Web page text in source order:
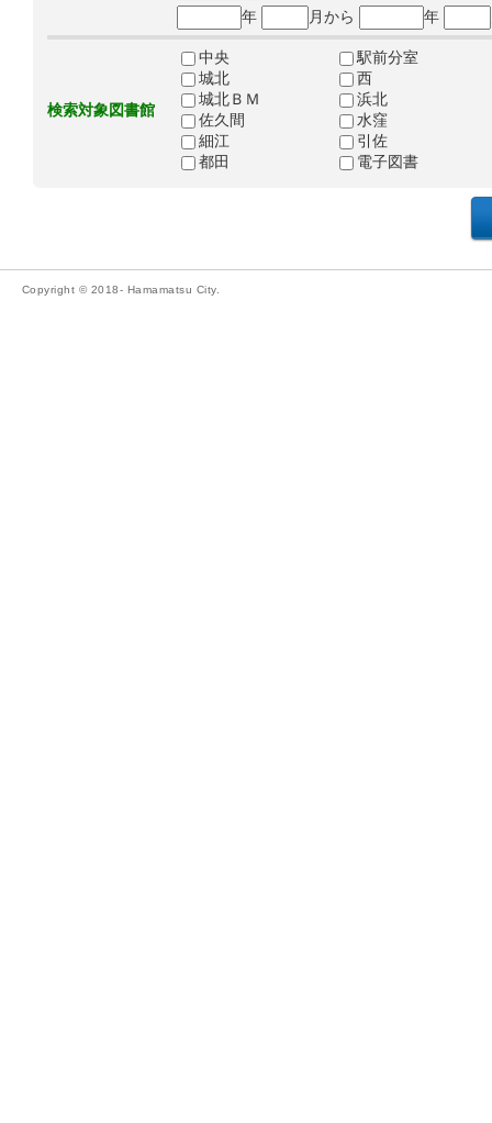
年
月から 年
検索対象図書館
中央
駅前分室
城北
西
城北ＢＭ
浜北
佐久間
水窪
細江
引佐
都田
電子図書
Copyright © 2018- Hamamatsu City.